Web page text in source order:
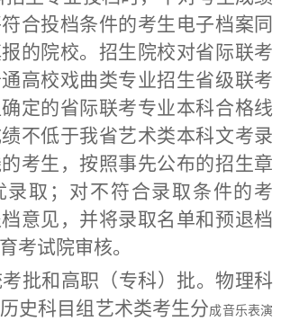
合投档条件的考生电子档案同
的院校。招生院校对省际联考
高校戏曲类专业招生省级联考
定的省际联考专业本科合格线
不低于我省艺术类本科文考录
考生，按照事先公布的招生章
取； 对不符合录取条件的考
意见，并将录取名单和预退档
考试院审核。
批和高职（专科）批。物理科
史科目组艺术类考生分成音乐表演